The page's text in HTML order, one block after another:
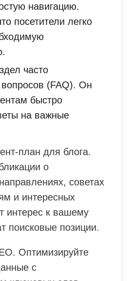
навигацию.
посетители легко
часто
(FAQ). Он
быстро
на важные
план для блога.
о
советах
и интересных
интерес к вашему
поисковые позиции.
Оптимизируйте
с